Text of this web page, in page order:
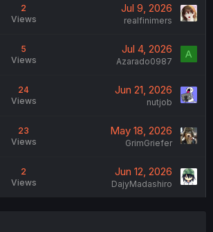
2
Views
Jul 9, 2026
realfinimers
5
Views
Jul 4, 2026
Azarado0987
A
24
Views
Jun 21, 2026
nutjob
23
Views
May 18, 2026
GrimGriefer
2
Views
Jun 12, 2026
DajyMadashiro